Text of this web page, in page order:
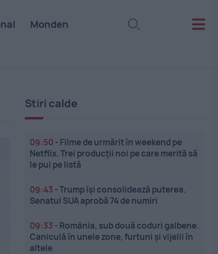
Monden
Stiri calde
09:50 - Filme de urmărit în weekend pe
Netflix. Trei producții noi pe care merită să
le pui pe listă
09:43 -Trump își consolidează puterea.
Senatul SUA aprobă 74 de numiri
09:33 - România, sub două coduri galbene.
Caniculă în unele zone, furtuni și vijelii în
altele